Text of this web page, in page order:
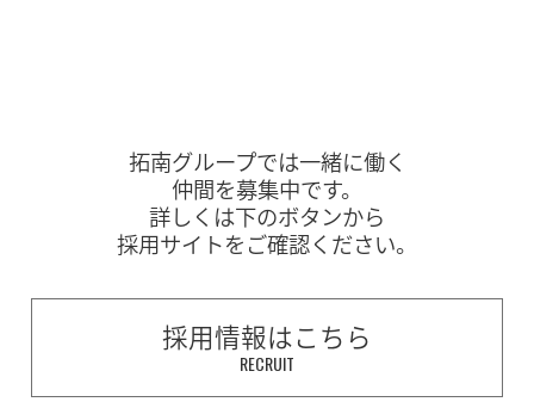
拓南グループでは一緒に働く
仲間を募集中です。
詳しくは下のボタンから
採用サイトをご確認ください。
採用情報はこちら
RECRUIT